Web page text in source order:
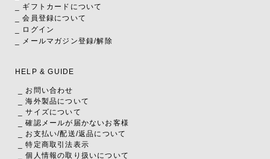
_ ギフトカードについて
_ 会員登録について
_ ログイン
_ メールマガジン登録/解除
HELP & GUIDE
_ お問い合わせ
_ 海外製品について
_ サイズについて
_ 確認メールが届かないお客様
_ お支払い/配送/返品について
_ 特定商取引法表示
_ 個人情報の取り扱いについて